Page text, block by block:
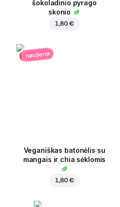
šokoladinio pyrago
skonio
1,80 €
naujiena
Veganiškas batonėlis su
mangais ir chia sėklomis
1,80 €